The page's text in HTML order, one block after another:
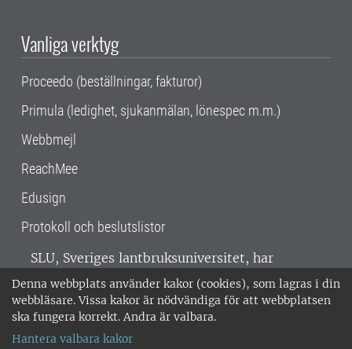
Denna webbplats använder kakor (cookies), som lagras i din
webbläsare. Vissa kakor är nödvändiga för att webbplatsen
ska fungera korrekt. Andra är valbara.
Hantera valbara kakor
Vanliga verktyg
Proceedo (beställningar, fakturor)
Primula (ledighet, sjukanmälan, lönespec m.m.)
Webbmejl
ReachMee
Edusign
Protokoll och beslutslistor
SLU, Sveriges lantbruksuniversitet, har
verksamhet över hela Sverige. Huvudorter är
Alnarp, Uppsala och Umeå.SLU är
miljöcertifierat enligt ISO 14001. •
018-67 10 00 • Org nr: 202100-2817 •